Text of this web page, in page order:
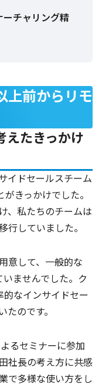
チャリング精
上前からリモ
たきっかけ
イドセールスチーム
きっかけでした。
、私たちのチームは
行していました。
意して、一般的な
ませんでした。ク
なインサイドセー
のです。
るセミナーに参加
社長の考え方に共感
で多様な使い方をし